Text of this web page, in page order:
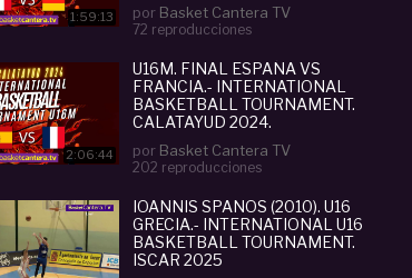
1:59:13 por Basket Cantera TV
72 reproducciones
2:06:44
U16M. FINAL ESPAÑA VS
FRANCIA.- INTERNATIONAL
BASKETBALL TOURNAMENT.
CALATAYUD 2024.
por Basket Cantera TV
202 reproducciones
IOANNIS SPANOS (2010). U16
GRECIA.- INTERNATIONAL U16
BASKETBALL TOURNAMENT.
ISCAR 2025